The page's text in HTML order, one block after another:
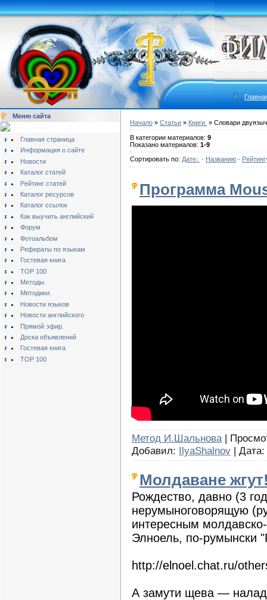
Меню сайта
Главная страница
Информация о сайте
Новости
Каталог статей
Рейтинг статей
Каталог ресурсов
Каталог ссылок
Как выучить английский
Форум
Фотоальбом
Рефераты по языкам
Гостевая книга
TOP 100
Методы.
Методики.
Новости языков
Новости английского
Прямой эфир.
Доска объявлений
Гостевая книга
TOP 100
Начало » Статьи » Книги. » Словари
В категории материалов: 9
Показано материалов: 1-9
Сортировать по: Дате · Названию ·
Программа
Метод И.Шальнова |
Добавил: IlyaShalnov | Дата:
Молдаване
Рождество, давно (3
нерумыноговорящую
интересным
Элноель, по-румынски
http://elnoel.chat.ru/
А замути щева —